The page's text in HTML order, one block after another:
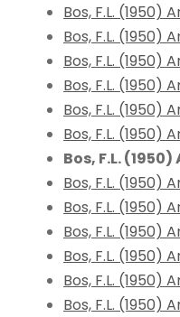
Bos, F.L. (1950)
Bos, F.L. (1950)
Bos, F.L. (1950)
Bos, F.L. (1950)
Bos, F.L. (1950)
Bos, F.L. (1950)
Bos, F.L. (1950)
Bos, F.L. (1950)
Bos, F.L. (1950)
Bos, F.L. (1950)
Bos, F.L. (1950)
Bos, F.L. (1950)
Bos, F.L. (1950)